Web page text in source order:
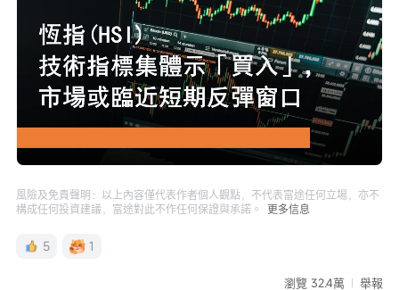
消 /
0%
0%
播
放
度
風險及免責聲明：以上內容僅代表作者個人觀點，不代表富途任何立場，亦不
構成任何投資建議，富途對此不作任何保證與承諾。
更多信息
5 1
瀏覽 32.4萬 舉報